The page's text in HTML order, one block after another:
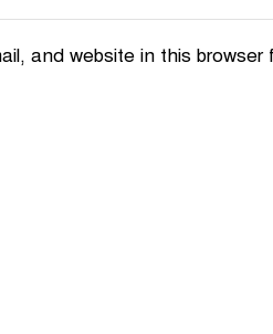
and website in this